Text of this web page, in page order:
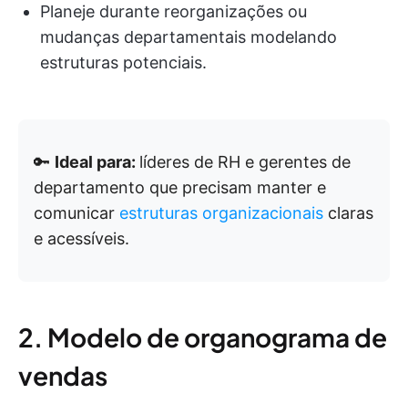
Planeje durante reorganizações ou
mudanças departamentais modelando
estruturas potenciais.
🔑 Ideal para: líderes de RH e gerentes de
departamento que precisam manter e
comunicar estruturas organizacionais claras
e acessíveis.
2. Modelo de organograma de
vendas